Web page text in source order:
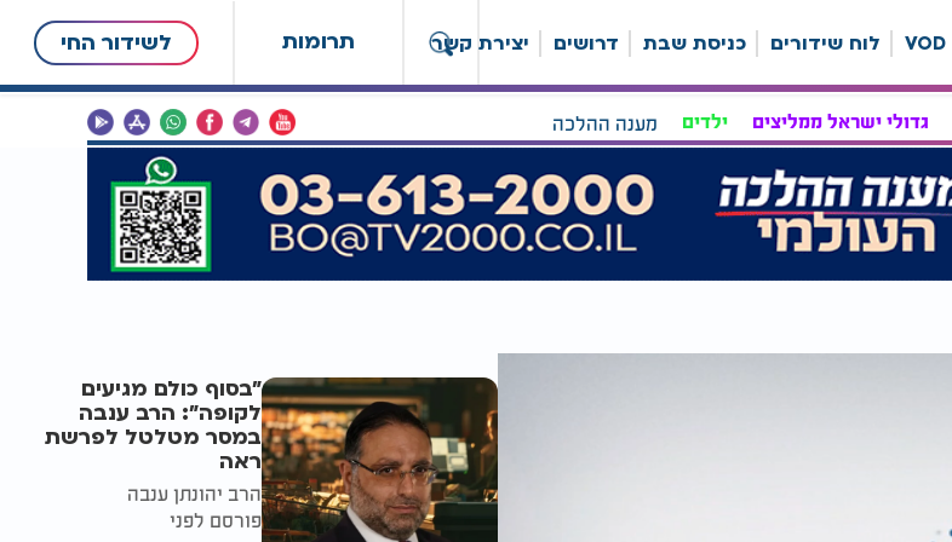
תרומות לשידור החי VOD לוח שידורים כניסת שבת דרושים יצירת קשר
גדולי ישראל ממליצים ילדים מענה ההלכה
"בסוף כולם מגיעים
לקופה": הרב ענבה
במסר מטלטל לפרשת
ראה
הרב יהונתן ענבה
פורסם לפני